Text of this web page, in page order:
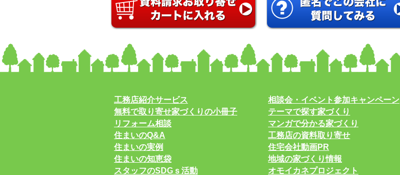
工務店紹介サービス
無料で取り寄せ家づくりの小冊子
リフォーム相談
住まいのQ&A
住まいの実例
住まいの知恵袋
スタッフのSDGｓ活動
相談会・イベント参加キャンペーン
テーマで探す家づくり
マンガで分かる家づくり
工務店の資料取り寄せ
住宅会社動画PR
地域の家づくり情報
オモイカネプロジェクト